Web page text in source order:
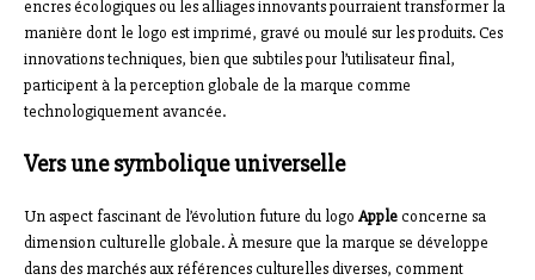
encres écologiques ou les alliages innovants pourraient transformer la
manière dont le logo est imprimé, gravé ou moulé sur les produits. Ces
innovations techniques, bien que subtiles pour l’utilisateur final,
participent à la perception globale de la marque comme
technologiquement avancée.
Vers une symbolique universelle
Un aspect fascinant de l’évolution future du logo Appleconcerne sa
dimension culturelle globale. À mesure que la marque se développe
dans des marchés aux références culturelles diverses, comment